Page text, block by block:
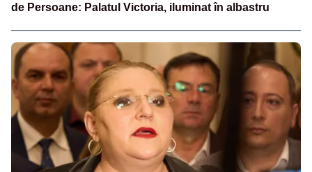
de Persoane: Palatul Victoria, iluminat în albastru